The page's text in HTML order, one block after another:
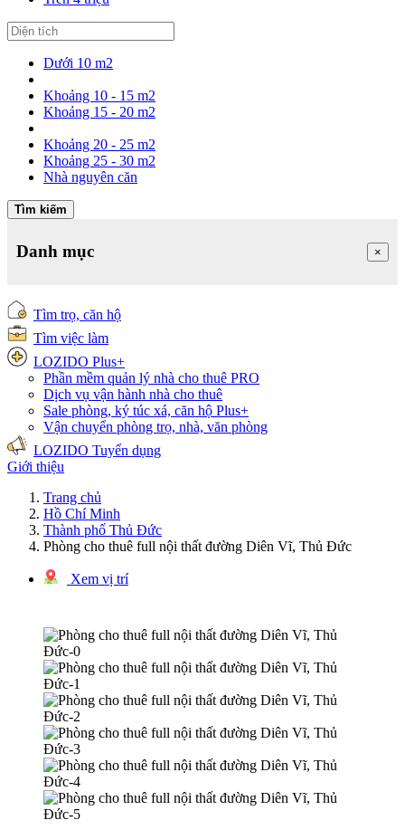
Dưới 10 m2
Khoảng 10 - 15 m2
Khoảng 15 - 20 m2
Khoảng 20 - 25 m2
Khoảng 25 - 30 m2
Nhà nguyên căn
Tìm kiếm
Danh mục ×
Tìm trọ, căn hộ
Tìm việc làm
LOZIDO Plus+
Phần mềm quản lý nhà cho thuê PRO
Dịch vụ vận hành nhà cho thuê
Sale phòng, ký túc xá, căn hộ Plus+
Vận chuyển phòng trọ, nhà, văn phòng
LOZIDO Tuyển dụng
Giới thiệu
Trang chủ
Hồ Chí Minh
Thành phố Thủ Đức
Phòng cho thuê full nội thất đường Diên Vĩ, Thủ Đức
Xem vị trí